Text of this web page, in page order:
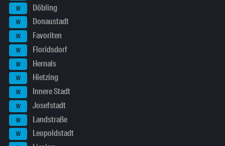
W Döbling
W Donaustadt
W Favoriten
W Floridsdorf
W Hernals
W Hietzing
W Innere Stadt
W Josefstadt
W Landstraße
W Leopoldstadt